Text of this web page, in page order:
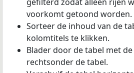
voorkomt getoond worden.
Sorteer de inhoud van de
kolomtitels te klikken.
Blader door de tabel met
rechtsonder de tabel.